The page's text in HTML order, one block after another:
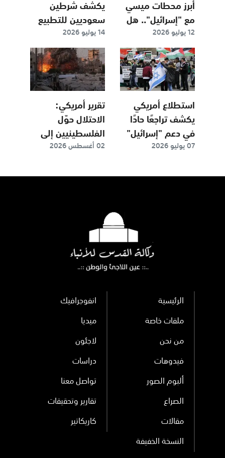
أبرز محطات ميسي
مع "إسرائيل".. هل
كان صهيونيا؟
12 يوليو 2026
يكشف شرطين
سعوديين للتطبيع
مع "إسرائيل".. ما
هما؟
14 يوليو 2026
استطلاع أمريكي
يكشف تراجعًا حادًا
في دعم "إسرائيل"
07 يوليو 2026
تقرير أمريكي:
الاحتلال حوّل
الفلسطينيين إلى
حقل تجارب لتقنيات
الاصطناعي
02 أغسطس 2026
الرئيسية انفوجرافيك
ملفات خاصة ميديا
من نحن لاجئون
فيدوهات دراسات
ألبوم الصور تواصل معنا
الصراع تقارير وتحقيقات
مقالات كاريكاتير
النسخة الخفيفة